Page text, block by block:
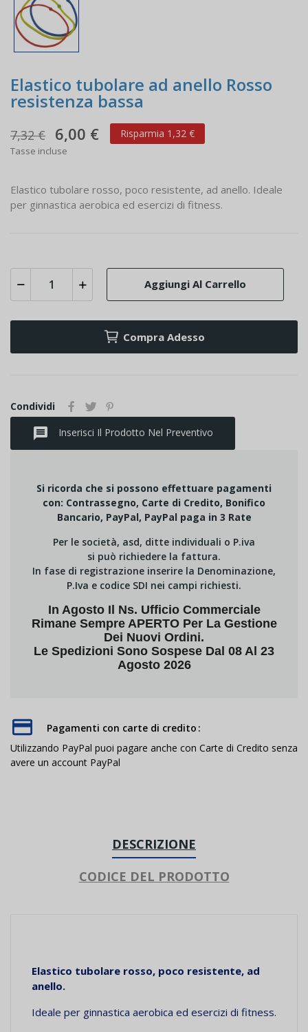
Elastico tubolare ad anello Rosso
resistenza bassa
7,32 € 6,00 € Risparmia 1,32 €
Tasse incluse
Elastico tubolare rosso, poco resistente, ad anello. Ideale
per ginnastica aerobica ed esercizi di fitness.
Aggiungi Al Carrello
Compra Adesso
Condividi
message Inserisci Il Prodotto Nel Preventivo
Si ricorda che si possono effettuare pagamenti
con: Contrassegno, Carte di Credito, Bonifico
Bancario, PayPal, PayPal paga in 3 Rate
Per le società, asd, ditte individuali o P.iva
si può richiedere la fattura.
In fase di registrazione inserire la Denominazione,
P.Iva e codice SDI nei campi richiesti.
In Agosto Il Ns. Ufficio Commerciale
Rimane Sempre APERTO Per La Gestione
Dei Nuovi Ordini.
Le Spedizioni Sono Sospese Dal 08 Al 23
Agosto 2026
Pagamenti con carte di credito
Utilizzando PayPal puoi pagare anche con Carte di Credito senza
avere un account PayPal
DESCRIZIONE
CODICE DEL PRODOTTO
Elastico tubolare rosso, poco resistente, ad
anello.
Ideale per ginnastica aerobica ed esercizi di fitness.